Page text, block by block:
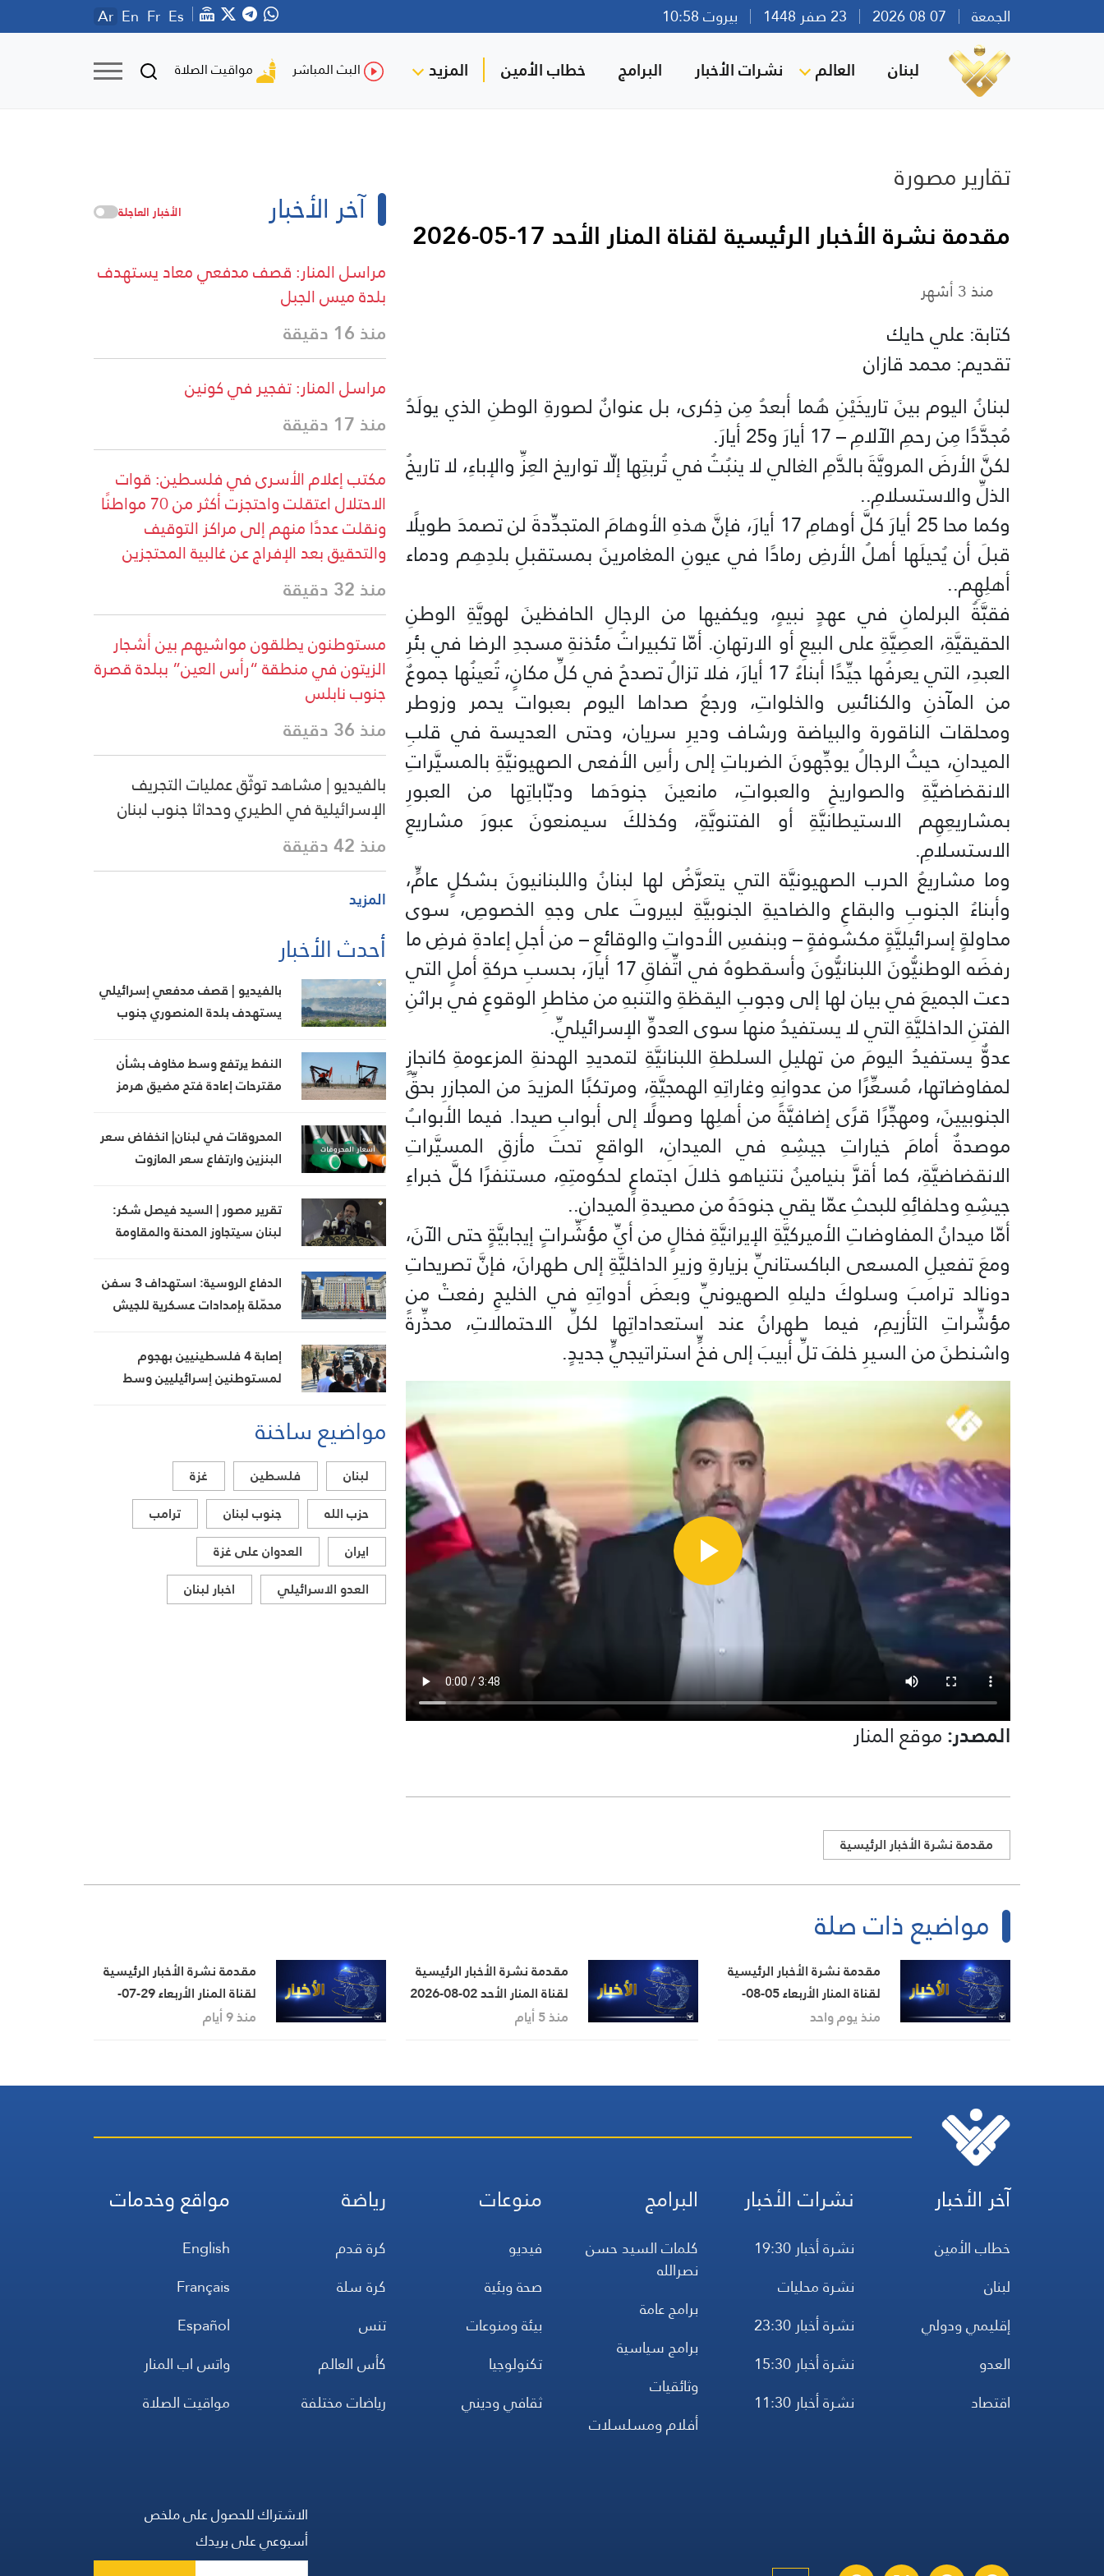
الجمعة بيروت 10:58 Ar En Fr Es
لبنان العالم نشرات الأخبار البرامج خطاب الأمين المزيد البث المباشر مواقيت الصلاة
تقارير مصورة
مقدمة نشرة الأخبار الرئيسية لقناة المنار الأحد 17-05-2026
منذ 3 أشهر
كتابة: علي حايك
تقديم: محمد قازان
لبنانُ اليوم بينَ تاريخَيْنِ هُما أبعدُ مِن ذِكرى، بل عنوانٌ لصورةِ الوطنِ الذي يولَدُ
مُجدَّدًا مِن رحمِ الآلامِ – 17 أيارَ و25 أيارَ.
لكنَّ الأرضَ المرويَّةَ بالدَّمِ الغالي لا ينبُتُ في تُربتِها إلّا تواريخ العِزِّ والإباءِ، لا تاريخُ
الذلِّ والاستسلامِ..
وكما محا 25 أيارَ كلَّ أوهامِ 17 أيارَ، فإنَّ هذهِ الأوهامَ المتجدِّدةَ لن تصمدَ طويلًا
قبلَ أن يُحيلَها أهلُ الأرضِ رمادًا في عيونِ المغامرينَ بمستقبلِ بلدِهِم ودماء
أهلِهِم..
فقبَّةُ البرلمانِ في عهدٍ نبيهٍ، ويكفيها من الرجالِ الحافظينَ لهويَّةِ الوطنِ
الحقيقيَّةِ، العصِيَّةِ على البيعِ أو الارتهانِ. أمّا تكبيراتُ مئذنةِ مسجدِ الرضا في بئرِ
العبدِ، التي يعرفُها جيِّدًا أبناءُ 17 أيارَ، فلا تزالُ تصدحُ في كلِّ مكانٍ، تُعينُها جموعٌ
من المآذنِ والكنائسِ والخلواتِ، ورجعُ صداها اليوم بعبوات يحمر وزوطر
ومحلقات الناقورة والبياضة ورشاف وديرِ سريان، وحتى العديسة في قلبِ
الميدانِ، حيثُ الرجالُ يوجِّهونَ الضرباتِ إلى رأسِ الأفعى الصهيونيَّةِ بالمسيَّراتِ
الانقضاضيَّةِ والصواريخِ والعبواتِ، مانعينَ جنودَها ودبّاباتِها من العبورِ
بمشاريعِهِم الاستيطانيَّةِ أو الفتنويَّةِ، وكذلكَ سيمنعونَ عبورَ مشاريعِ
الاستسلامِ.
وما مشاريعُ الحرب الصهيونيَّة التي يتعرَّضُ لها لبنانُ واللبنانيونَ بشكلٍ عامٍّ،
وأبناءُ الجنوبِ والبقاعِ والضاحيةِ الجنوبيَّةِ لبيروتَ على وجهِ الخصوصِ، سوى
محاولةٍ إسرائيليَّةٍ مكشوفةٍ – وبنفسِ الأدواتِ والوقائعِ – من أجلِ إعادةِ فرضِ ما
رفضَه الوطنيُّونَ اللبنانيُّونَ وأسقطوهُ في اتِّفاقِ 17 أيارَ، بحسبِ حركةِ أملٍ التي
دعت الجميعَ في بيان لها إلى وجوبِ اليقظةِ والتنبهِ من مخاطرِ الوقوعِ في براثنِ
الفتنِ الداخليَّةِ التي لا يستفيدُ منها سوى العدوِّ الإسرائيليِّ.
عدوٌّ يستفيدُ اليومَ من تهليلِ السلطةِ اللبنانيَّةِ لتمديدِ الهدنةِ المزعومةِ كانجازٍ
لمفاوضاتها، مُسعِّرًا من عدوانِهِ وغاراتِهِ الهمجيَّةِ، ومرتكبًا المزيدَ من المجازرِ بحقِّ
الجنوبيينَ، ومهجِّرًا قرًى إضافيَّةً من أهلِها وصولًا إلى أبوابِ صيدا. فيما الأبوابُ
موصدةٌ أمامَ خياراتِ جيشِهِ في الميدانِ، الواقعِ تحتَ مأزقِ المسيَّراتِ
الانقضاضيَّةِ، كما أقرَّ بنيامينُ نتنياهو خلالَ اجتماعٍ لحكومتِهِ، مستنفرًا كلَّ خبراءِ
جيشِهِ وحلفائِهِ للبحثِ عمّا يقي جنودَهُ من مصيدةِ الميدانِ..
أمّا ميدانُ المفاوضاتِ الأميركيَّةِ الإيرانيَّةِ فخالٍ من أيِّ مؤشِّراتٍ إيجابيَّةٍ حتى الآنَ،
ومعَ تفعيلِ المسعى الباكستانيِّ بزيارةِ وزيرِ الداخليَّةِ إلى طهرانَ، فإنَّ تصريحاتِ
دونالد ترامبَ وسلوكَ دليلهِ الصهيونيِّ وبعضَ أدواتِهِ في الخليجِ رفعتْ من
مؤشِّراتِ التأزيمِ، فيما طهرانُ عند استعداداتِها لكلِّ الاحتمالاتِ، محذِّرةً
واشنطنَ من السيرِ خلفَ تلِّ أبيبَ إلى فخٍّ استراتيجيٍّ جديدٍ.
المصدر:موقع المنار
مقدمة نشرة الأخبار الرئيسية
آخر الأخبار الأخبار العاجلة
مراسل المنار: قصف مدفعي معاد يستهدف
بلدة ميس الجبل
منذ 16 دقيقة
مراسل المنار: تفجير في كونين
منذ 17 دقيقة
مكتب إعلام الأسرى في فلسطين: قوات
الاحتلال اعتقلت واحتجزت أكثر من 70 مواطنًا
ونقلت عددًا منهم إلى مراكز التوقيف
والتحقيق بعد الإفراج عن غالبية المحتجزين
منذ 32 دقيقة
مستوطنون يطلقون مواشيهم بين أشجار
الزيتون في منطقة “رأس العين” ببلدة قصرة
جنوب نابلس
منذ 36 دقيقة
بالفيديو | مشاهد توثّق عمليات التجريف
الإسرائيلية في الطيري وحداثا جنوب لبنان
منذ 42 دقيقة
المزيد
أحدث الأخبار
بالفيديو | قصف مدفعي إسرائيلي
يستهدف بلدة المنصوري جنوب
النفط يرتفع وسط مخاوف بشأن
مقترحات إعادة فتح مضيق هرمز
المحروقات في لبنان| انخفاض سعر
البنزين وارتفاع سعر المازوت
تقرير مصور | السيد فيصل شكر:
لبنان سيتجاوز المحنة والمقاومة
مجاهديها
الدفاع الروسية: استهداف 3 سفن
محمّلة بإمدادات عسكرية للجيش
إصابة 4 فلسطينيين بهجوم
لمستوطنين إسرائيليين وسط
مواضيع ساخنة
لبنان فلسطين
غزة
حزب الله
جنوب لبنان
ترامب
ايران
العدوان على غزة
العدو الاسرائيلي
اخبار لبنان
مواضيع ذات صلة
مقدمة نشرة الأخبار الرئيسية
لقناة المنار الأربعاء 05-08-
2026
منذ يوم واحد
مقدمة نشرة الأخبار الرئيسية
لقناة المنار الأحد 02-08-2026
منذ 5 أيام
مقدمة نشرة الأخبار الرئيسية
لقناة المنار الأربعاء 29-07-
2026
منذ 9 أيام
آخر الأخبار
خطاب الأمين
لبنان
إقليمي ودولي
العدو
اقتصاد
نشرات الأخبار
نشرة أخبار 19:30
نشرة محليات
نشرة أخبار 23:30
نشرة أخبار 15:30
نشرة أخبار 11:30
البرامج
كلمات السيد حسن
نصرالله
برامج عامة
برامج سياسية
وثائقيات
أفلام ومسلسلات
منوعات
فيديو
صحة وبئية
بيئة ومنوعات
تكنولوجيا
ثقافي وديني
رياضة
كرة قدم
كرة سلة
تنس
كأس العالم
رياضات مختلفة
مواقع وخدمات
English
Français
Español
واتس اب المنار
مواقيت الصلاة
الاشتراك للحصول على ملخص
أسبوعي على بريدك